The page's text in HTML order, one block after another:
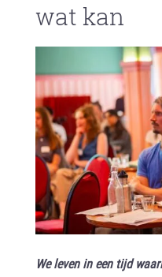
wat kan
We leven in een tijd